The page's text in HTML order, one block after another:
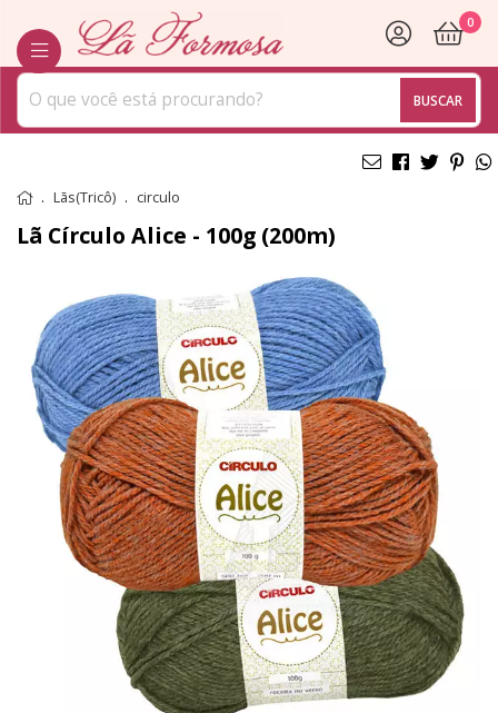
BUSCAR
0
Lãs(Tricô) circulo
Lã Círculo Alice - 100g (200m)